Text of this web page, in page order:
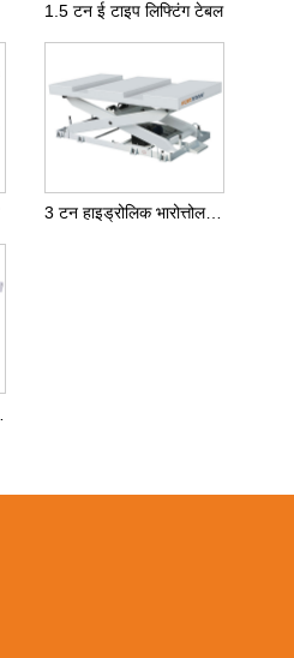
1.5 टन ई टाइप लिफ्टिंग टेबल
3 टन हाइड्रोलिक भारोत्तोलन तालिका